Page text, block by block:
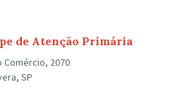
de Atenção Primária
Comércio, 2070
SP